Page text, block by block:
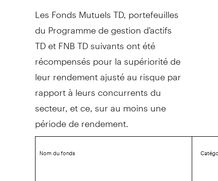
Les Fonds Mutuels TD, portefeuilles
du Programme de gestion d'actifs
TD et FNB TD suivants ont été
récompensés pour la supériorité de
leur rendement ajusté au risque par
rapport à leurs concurrents du
secteur, et ce, sur au moins une
période de rendement.
Nom du fonds